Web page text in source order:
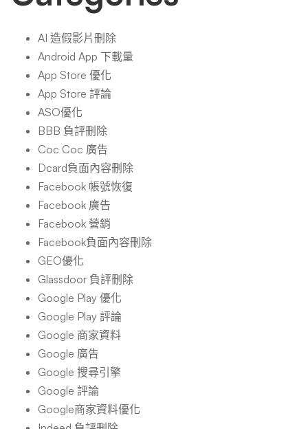
AI 造假影片刪除
Android App 下載量
App Store 優化
App Store 評論
ASO優化
BBB 負評刪除
Coc Coc 廣告
Dcard負面內容刪除
Facebook 帳號恢復
Facebook 廣告
Facebook 營銷
Facebook負面內容刪除
GEO優化
Glassdoor 負評刪除
Google Play 優化
Google Play 評論
Google 商家資料
Google 廣告
Google 搜尋引擎
Google 評論
Google商家資料優化